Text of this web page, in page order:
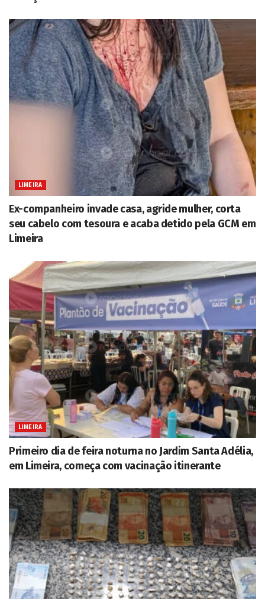
LIMEIRA
Ex-companheiro invade casa, agride mulher, corta
seu cabelo com tesoura e acaba detido pela GCM em
Limeira
LIMEIRA
Primeiro dia de feira noturna no Jardim Santa Adélia,
em Limeira, começa com vacinação itinerante